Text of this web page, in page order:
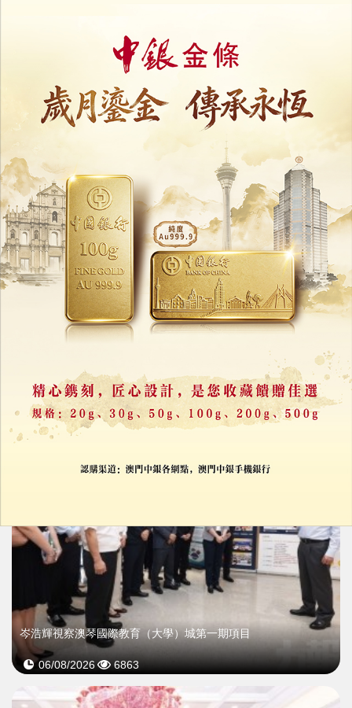
上一篇 : 大批民眾獻花悼念寄哀思
下一篇 : 6月1日科學館兒童世界免費入場
相關新聞
06/08/2026 6532
岑浩輝視察澳琴國際教育（大學）城第一期項目
06/08/2026 6863